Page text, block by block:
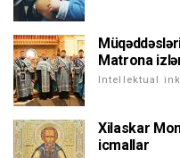
Matrona
Intellektual
Xilaskar
icmallar